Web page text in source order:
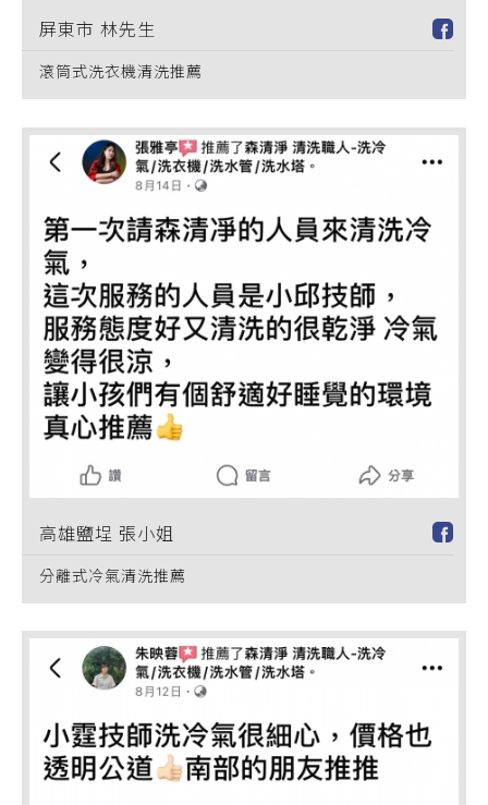
屏東市 林先生
滾筒式洗衣機清洗推薦
高雄鹽埕 張小姐
分離式冷氣清洗推薦